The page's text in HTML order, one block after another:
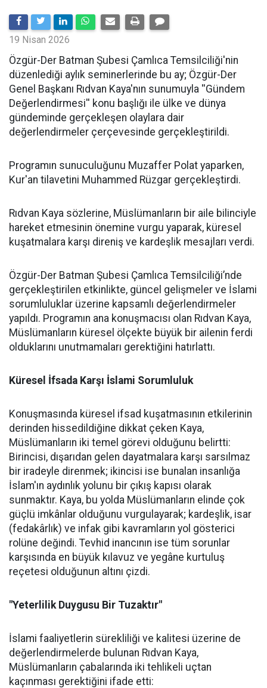
19 Nisan 2026
​Özgür-Der Batman Şubesi Çamlıca Temsilciliği'nin
düzenlediği aylık seminerlerinde bu ay; Özgür-Der
Genel Başkanı Rıdvan Kaya'nın sunumuyla ''Gündem
Değerlendirmesi'' konu başlığı ile ülke ve dünya
gündeminde gerçekleşen olaylara dair
değerlendirmeler çerçevesinde gerçekleştirildi.
Programın sunuculuğunu Muzaffer Polat yaparken,
Kur'an tilavetini Muhammed Rüzgar gerçekleştirdi.
Rıdvan Kaya sözlerine, Müslümanların bir aile bilinciyle
hareket etmesinin önemine vurgu yaparak, küresel
kuşatmalara karşı direniş ve kardeşlik mesajları verdi.
Özgür-Der Batman Şubesi Çamlıca Temsilciliği’nde
gerçekleştirilen etkinlikte, güncel gelişmeler ve İslami
sorumluluklar üzerine kapsamlı değerlendirmeler
yapıldı. Programın ana konuşmacısı olan Rıdvan Kaya,
Müslümanların küresel ölçekte büyük bir ailenin ferdi
olduklarını unutmamaları gerektiğini hatırlattı.
Küresel İfsada Karşı İslami Sorumluluk
Konuşmasında küresel ifsad kuşatmasının etkilerinin
derinden hissedildiğine dikkat çeken Kaya,
Müslümanların iki temel görevi olduğunu belirtti:
Birincisi, dışarıdan gelen dayatmalara karşı sarsılmaz
bir iradeyle direnmek; ikincisi ise bunalan insanlığa
İslam'ın aydınlık yolunu bir çıkış kapısı olarak
sunmaktır. Kaya, bu yolda Müslümanların elinde çok
güçlü imkânlar olduğunu vurgulayarak; kardeşlik, isar
(fedakârlık) ve infak gibi kavramların yol gösterici
rolüne değindi. Tevhid inancının ise tüm sorunlar
karşısında en büyük kılavuz ve yegâne kurtuluş
reçetesi olduğunun altını çizdi.
"Yeterlilik Duygusu Bir Tuzaktır"
İslami faaliyetlerin sürekliliği ve kalitesi üzerine de
değerlendirmelerde bulunan Rıdvan Kaya,
Müslümanların çabalarında iki tehlikeli uçtan
kaçınması gerektiğini ifade etti: